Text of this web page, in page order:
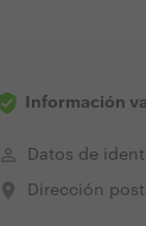
Información
perm_identity Datos de
place Dirección